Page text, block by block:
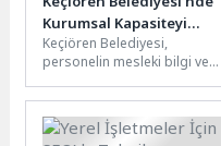
Kurumsal Kapasiteyi
Güçlendiren Taşınır Mal
Mevzuatı Eğitimi
Keçiören Belediyesi,
personelin mesleki bilgi ve
geliştirmeye yönelik eğitim
faaliyetlerine devam ediyor.
Bu...